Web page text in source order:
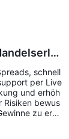
robuste
schnell
per Live
und erhöh
Risiken bewus
zu erzi
ha